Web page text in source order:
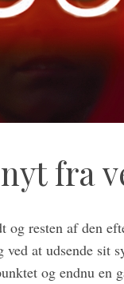
fra
og resten af den
ved at udsende sit
og endnu en